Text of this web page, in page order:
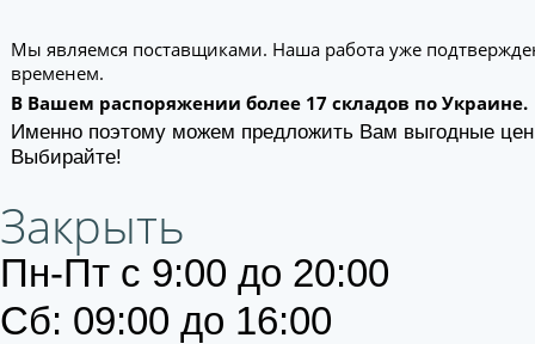
Мы являемся поставщиками. Наша работа уже
временем.
В Вашем распоряжении более 17 складов по Украине.
Именно поэтому можем предложить Вам выгодные
Выбирайте!
Закрыть
Пн-Пт с 9:00 до 20:00
Сб: 09:00 до 16:00